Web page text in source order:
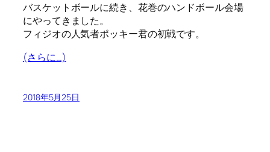
バスケットボールに続き、花巻のハンドボール会場
にやってきました。
フィジオの人気者ポッキー君の初戦です。
(さらに…)
2018年5月25日